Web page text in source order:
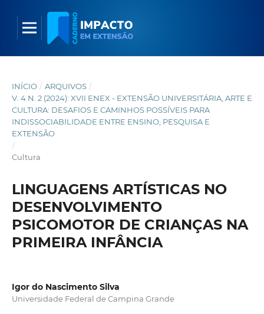
INÍCIO / ARQUIVOS /
V. 4 N. 2 (2024): XVII ENEX - EXTENSÃO UNIVERSITÁRIA, ARTE E
CULTURA: DESAFIOS E CAMINHOS POSSÍVEIS PARA
INDISSOCIABILIDADE ENTRE ENSINO, PESQUISA E
EXTENSÃO
/
Cultura
LINGUAGENS ARTÍSTICAS NO
DESENVOLVIMENTO
PSICOMOTOR DE CRIANÇAS NA
PRIMEIRA INFÂNCIA
Igor do Nascimento Silva
Universidade Federal de Campina Grande